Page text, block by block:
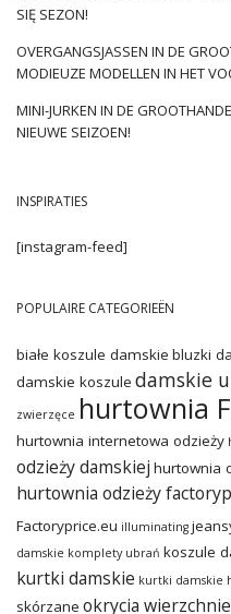
jurkenzullen daarom
gesneden en wat meer
SIĘ SEZON!
OVERGANGSJASSEN IN DE
MODIEUZE MODELLEN IN HET
MINI-JURKEN IN DE
NIEUWE SEIZOEN!
INSPIRATIES
[instagram-feed]
POPULAIRE CATEGORIEËN
białe koszule damskie bluzki
damskie koszule damskie
zwierzęce hurtownia
hurtownia internetowa odzieży
odzieży damskiej hurtownia
hurtownia odzieży
Factoryprice.eu illuminating
damskie komplety ubrań koszule
kurtki damskie kurtki damskie
skórzane okrycia wierzchnie